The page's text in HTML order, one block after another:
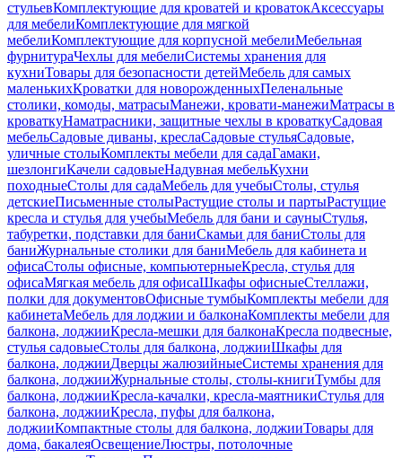
стульевКомплектующие для кроватей и кроватокАксессуары
для мебелиКомплектующие для мягкой
мебелиКомплектующие для корпусной мебелиМебельная
фурнитураЧехлы для мебелиСистемы хранения для
кухниТовары для безопасности детейМебель для самых
маленькихКроватки для новорожденныхПеленальные
столики, комоды, матрасыМанежи, кровати-манежиМатрасы в
кроваткуНаматрасники, защитные чехлы в кроваткуСадовая
мебельСадовые диваны, креслаСадовые стульяСадовые,
уличные столыКомплекты мебели для садаГамаки,
шезлонгиКачели садовыеНадувная мебельКухни
походныеСтолы для садаМебель для учебыСтолы, стулья
детскиеПисьменные столыРастущие столы и партыРастущие
кресла и стулья для учебыМебель для бани и сауныСтулья,
табуретки, подставки для баниСкамьи для баниСтолы для
баниЖурнальные столики для баниМебель для кабинета и
офисаСтолы офисные, компьютерныеКресла, стулья для
офисаМягкая мебель для офисаШкафы офисныеСтеллажи,
полки для документовОфисные тумбыКомплекты мебели для
кабинетаМебель для лоджии и балконаКомплекты мебели для
балкона, лоджииКресла-мешки для балконаКресла подвесные,
стулья садовыеСтолы для балкона, лоджииШкафы для
балкона, лоджииДверцы жалюзийныеСистемы хранения для
балкона, лоджииЖурнальные столы, столы-книгиТумбы для
балкона, лоджииКресла-качалки, кресла-маятникиСтулья для
балкона, лоджииКресла, пуфы для балкона,
лоджииКомпактные столы для балкона, лоджииТовары для
дома, бакалеяОсвещениеЛюстры, потолочные